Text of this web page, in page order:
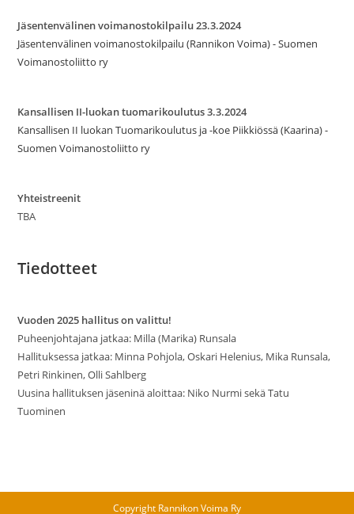
Jäsentenvälinen voimanostokilpailu 23.3.2024
Jäsentenvälinen voimanostokilpailu (Rannikon Voima) - Suomen
Voimanostoliitto ry
Kansallisen II-luokan tuomarikoulutus 3.3.2024
Kansallisen II luokan Tuomarikoulutus ja -koe Piikkiössä (Kaarina) -
Suomen Voimanostoliitto ry
Yhteistreenit
TBA
Tiedotteet
Vuoden 2025 hallitus on valittu!
Puheenjohtajana jatkaa: Milla (Marika) Runsala
Hallituksessa jatkaa: Minna Pohjola, Oskari Helenius, Mika Runsala,
Petri Rinkinen, Olli Sahlberg
Uusina hallituksen jäseninä aloittaa: Niko Nurmi sekä Tatu
Tuominen
Copyright Rannikon Voima Ry